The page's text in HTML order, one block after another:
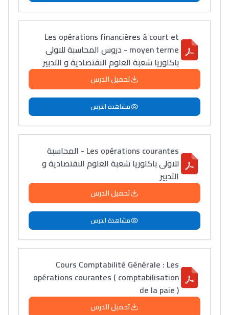
Interviews/Vidéos
+ de 89 Interviews/Vidéos
دليل المهن
ما يزيد عن 149 مهنة
دليل التوجيه
التوجيه بالثانوي و الإعدادي
Ki Derti Liha
Les opérations financières à court et
moyen terme - دروس المحاسبة للاولى
باكلوريا شعبة العلوم الاقتصادية و التدبير
تحميل الدرس
مشاهدة الدرس
Les opérations courantes - المحاسبة
للاولى باكلوريا شعبة العلوم الاقتصادية و
التدبير
تحميل الدرس
مشاهدة الدرس
Cours Comptabilité Générale : Les
opérations courantes ( comptabilisation
de la paie )
تحميل الدرس